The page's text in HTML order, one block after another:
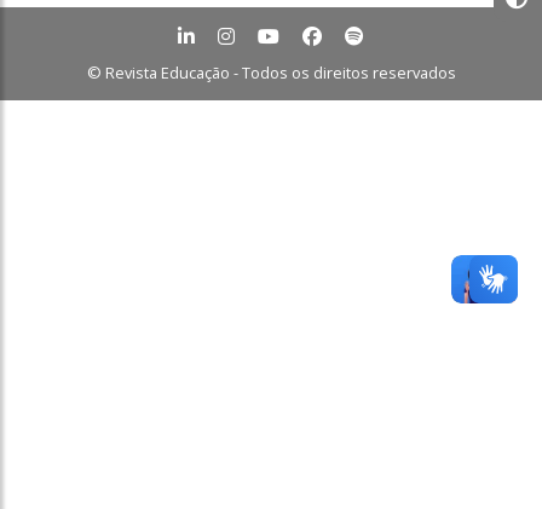
© Revista Educação - Todos os direitos reservados